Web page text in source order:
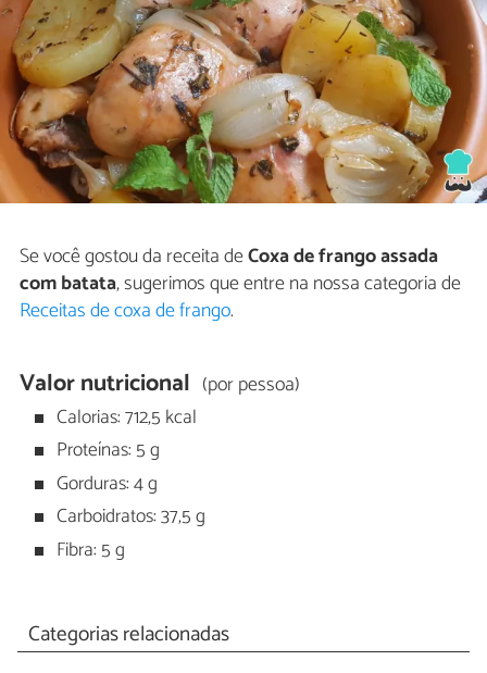
Se você gostou da receita deCoxa de frango assada
com batata, sugerimos que entre na nossa categoria de
Receitas de coxa de frango.
Valor nutricional (por pessoa)
Calorias: 712,5 kcal
Proteínas: 5 g
Gorduras: 4 g
Carboidratos: 37,5 g
Fibra: 5 g
Categorias relacionadas